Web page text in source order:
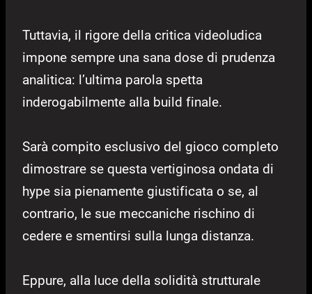
Tuttavia, il rigore della critica videoludica
impone sempre una sana dose di prudenza
analitica: l’ultima parola spetta
inderogabilmente alla build finale.
Sarà compito esclusivo del gioco completo
dimostrare se questa vertiginosa ondata di
hype sia pienamente giustificata o se, al
contrario, le sue meccaniche rischino di
cedere e smentirsi sulla lunga distanza.
Eppure, alla luce della solidità strutturale